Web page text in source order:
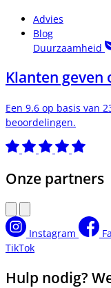
Advies
Blog
Duurzaamheid
Klanten geven
Een 9.6 op basis van
beoordelingen.
Onze partners
Instagram
TikTok
Hulp nodig?